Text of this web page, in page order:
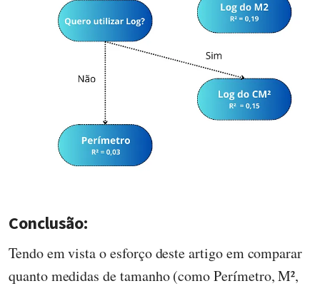
Conclusão:
Tendo em vista o esforço deste artigo em comparar
quanto medidas de tamanho (como Perímetro, M²,